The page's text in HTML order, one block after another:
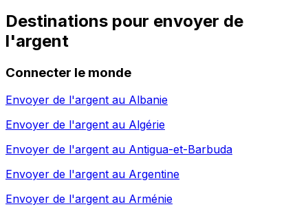
Destinations pour envoyer de
l'argent
Connecter le monde
Envoyer de l'argent au Albanie
Envoyer de l'argent au Algérie
Envoyer de l'argent au Antigua-et-Barbuda
Envoyer de l'argent au Argentine
Envoyer de l'argent au Arménie